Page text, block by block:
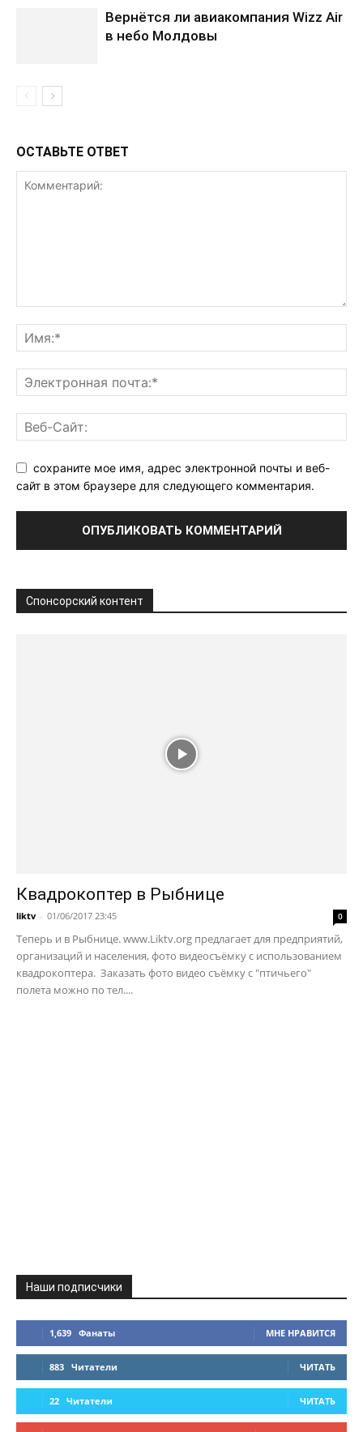
Вернётся ли авиакомпания Wizz Air
в небо Молдовы
ОСТАВЬТЕ ОТВЕТ
сохраните мое имя, адрес электронной почты и веб-
сайт в этом браузере для следующего комментария.
Спонсорский контент
Квадрокоптер в Рыбнице
liktv - 01/06/2017 23:45 0
Теперь и в Рыбнице. www.Liktv.org предлагает для предприятий,
организаций и населения, фото видеосъёмку с использованием
квадрокоптера. Заказать фото видео съёмку с "птичьего"
полета можно по тел....
Наши подписчики
1,639 Фанаты МНЕ НРАВИТСЯ
883 Читатели ЧИТАТЬ
22 Читатели ЧИТАТЬ